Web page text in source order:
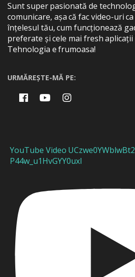
Sunt super pasionată de
comunicare, așa că fac video-uri
înțelesul tău, cum funcționează
preferate și cele mai fresh aplicații
Tehnologia e frumoasa!
URMĂREȘTE-MĂ PE:
YouTube Video
P44w_u1HvGYY0uxI